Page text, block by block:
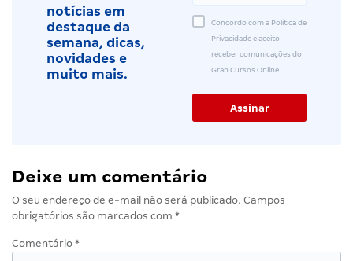
notícias em
destaque da
semana, dicas,
novidades e
muito mais.
Concordo com a Política de
Privacidade e aceito
receber comunicações do
Gran Cursos Online.
Deixe um comentário
O seu endereço de e-mail não será publicado. Campos
obrigatórios são marcados com *
Comentário *